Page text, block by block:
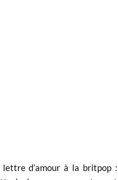
d’amour à la britpop :